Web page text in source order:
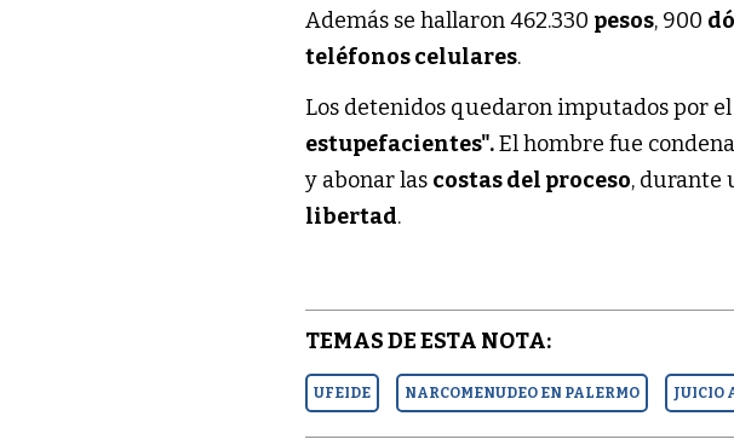
Además se hallaron 462.330 pesos, 900
teléfonos celulares.
Los detenidos quedaron imputados por
estupefacientes".El hombre fue
y abonar las costas del proceso, durante
libertad.
TEMAS DE ESTA NOTA:
UFEIDE NARCOMENUDEO EN PALERMO JUICIO